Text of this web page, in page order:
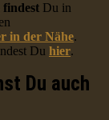
findest Du in
in der Nähe.
Du hier.
Du auch